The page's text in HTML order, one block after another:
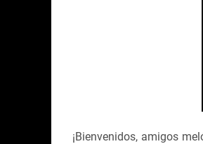
¡Bienvenidos, amigos